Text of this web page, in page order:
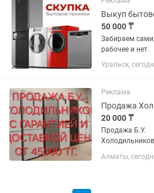
вымыто на...
50 000 ₸
Забираем
рабочее и нет.
Уральск,
Реклама
20 000 ₸
Продажа Б.У.
холодильника
Алматы,